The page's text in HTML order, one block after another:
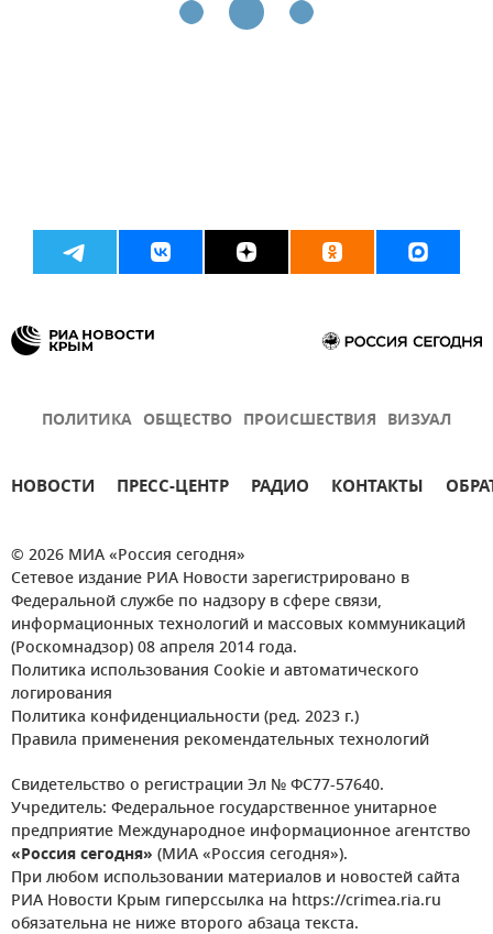
ПОЛИТИКА ОБЩЕСТВО ПРОИСШЕСТВИЯ ВИЗУАЛ
НОВОСТИ ПРЕСС-ЦЕНТР РАДИО КОНТАКТЫ
© 2026 МИА «Россия сегодня»
Сетевое издание РИА Новости зарегистрировано в
Федеральной службе по надзору в сфере связи,
информационных технологий и массовых коммуникаций
(Роскомнадзор) 08 апреля 2014 года.
Политика использования Cookie и автоматического
логирования
Политика конфиденциальности (ред. 2023 г.)
Правила применения рекомендательных технологий
Свидетельство о регистрации Эл № ФС77-57640.
Учредитель: Федеральное государственное унитарное
предприятие Международное информационное агентство
«Россия сегодня» (МИА «Россия сегодня»).
При любом использовании материалов и новостей сайта
РИА Новости Крым гиперссылка на https://crimea.ria.ru
обязательна не ниже второго абзаца текста.